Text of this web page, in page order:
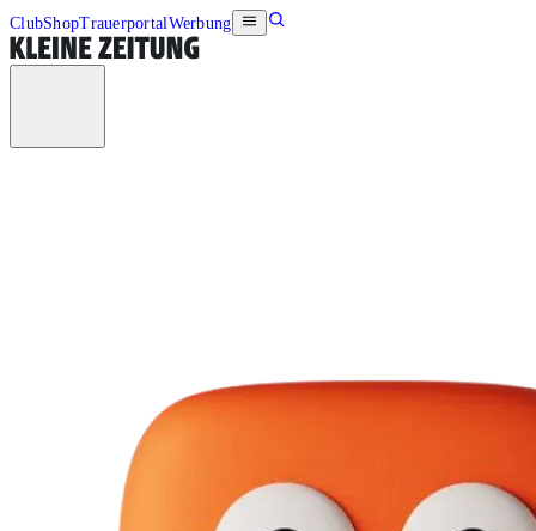
ClubShopTrauerportalWerbung